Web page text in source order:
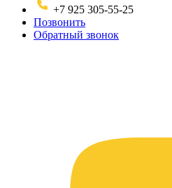
+7 925 305-55-25
Позвонить
Обратный звонок